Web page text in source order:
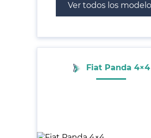
Ver todos los
Fiat Panda 4×4